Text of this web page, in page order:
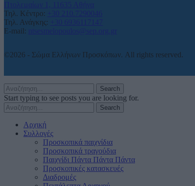
Πτολεμαίων 1, 11635 Αθήνα
Τηλ. Κέντρο:
+30 210.7290046
Τηλ. Ανάγκης:
+30 6936117147
E-mail:
ntsesmelopoulos@sep.org.gr
©2026 - Σώμα Ελλήνων Προσκόπων. All rights reserved.
Search
Start typing to see posts you are looking for.
Search
Αρχική
Συλλογές
Προσκοπικά παιχνίδια
Προσκοπικά τραγούδια
Παιχνίδι Πάντα Πάντα Πάντα
Προσκοπικές κατασκευές
Διαδρομές